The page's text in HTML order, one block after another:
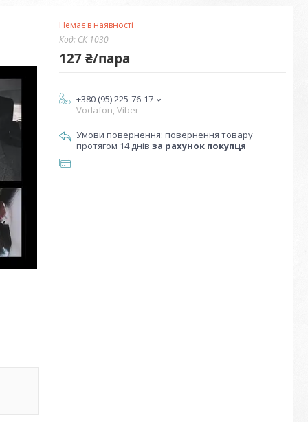
Немає в наявності
Код: СК 1030
127 ₴/пара
+380 (95) 225-76-17
Vodafon, Viber
повернення товару
протягом 14 днів за рахунок покупця